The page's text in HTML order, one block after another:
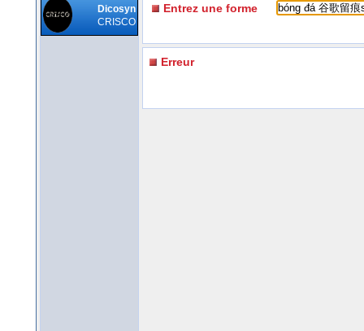
Dicosyn
CRISCO
Entrez une forme
Erreur